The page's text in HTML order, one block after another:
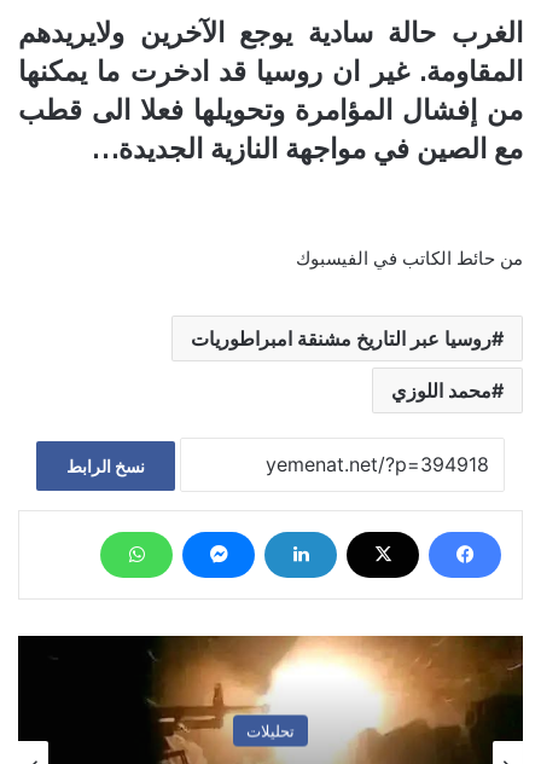
الغرب حالة سادية يوجع الآخرين ولايريدهم
المقاومة. غير ان روسيا قد ادخرت ما يمكنها
من إفشال المؤامرة وتحويلها فعلا الى قطب
مع الصين في مواجهة النازية الجديدة…
من حائط الكاتب في الفيسبوك
روسيا عبر التاريخ مشنقة امبراطوريات
محمد اللوزي
نسخ الرابط
تحليلات